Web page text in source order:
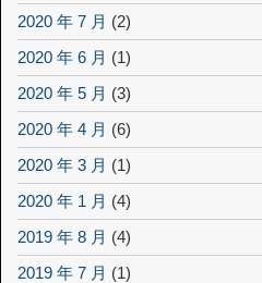
2020 年 7 月 (2)
2020 年 6 月 (1)
2020 年 5 月 (3)
2020 年 4 月 (6)
2020 年 3 月 (1)
2020 年 1 月 (4)
2019 年 8 月 (4)
2019 年 7 月 (1)